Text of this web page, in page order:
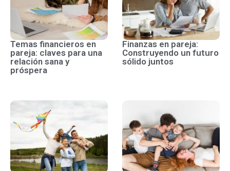
Temas financieros en
pareja: claves para una
relación sana y
próspera
Finanzas en pareja:
Construyendo un futuro
sólido juntos